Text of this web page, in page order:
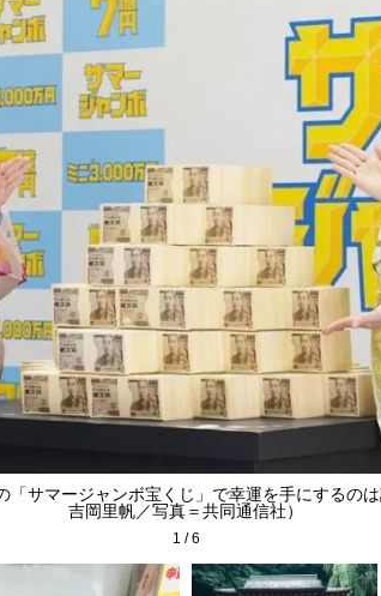
「サマージャンボ宝くじ」で幸運を手にするのは
吉岡里帆／写真＝共同通信社）
1 /6